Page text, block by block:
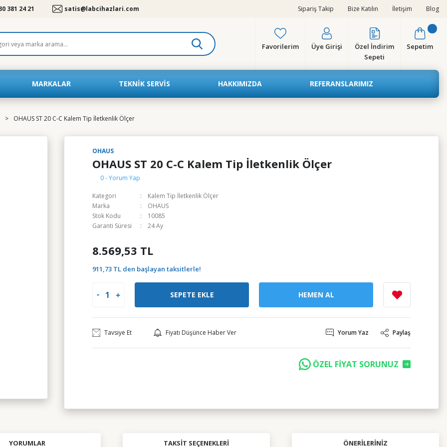
381 24 21 satis@labcihazlari.com Sipariş Takip Bize Katılın İletişim Blog
Favorilerim Üye Girişi
Özel İndirim
Sepeti
Sepetim
MARKALAR TEKNIK SERVIS HAKKIMIZDA REFERANSLARIMIZ
OHAUS ST 20 C-C Kalem Tip İletkenlik Ölçer
OHAUS
OHAUS ST 20 C-C Kalem Tip İletkenlik Ölçer
0 - Yorum Yap
Kategori
Kalem Tip İletkenlik Ölçer
Marka
OHAUS
Stok Kodu
10085
Garanti Süresi
24 Ay
8.569,53 TL
911,73 TL den başlayan taksitlerle!
SEPETE EKLE HEMEN AL
Tavsiye Et Fiyatı Düşünce Haber Ver Yorum Yaz Paylaş
ÖZEL FİYAT SORUNUZ
YORUMLAR TAKSIT SEÇENEKLERI ÖNERILERINIZ